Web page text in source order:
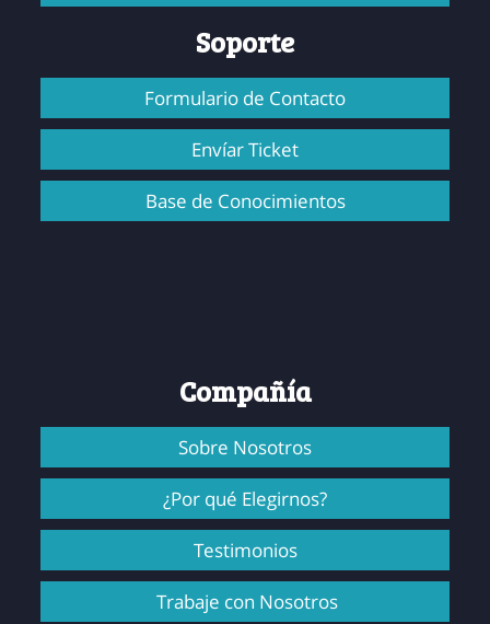
Soporte
Formulario de Contacto
Envíar Ticket
Base de Conocimientos
Compañía
Sobre Nosotros
¿Por qué Elegirnos?
Testimonios
Trabaje con Nosotros